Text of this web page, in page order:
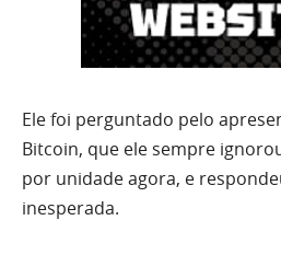
Ele foi perguntado pelo
Bitcoin, que ele sempre
por unidade agora, e
inesperada.